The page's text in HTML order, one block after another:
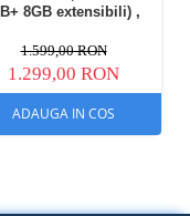
8GB extensibili) ,
Night Vision 25MP,
6050mAh, Dual SIM
1.599,00 RON
1.299,00 RON
ADAUGA IN COS